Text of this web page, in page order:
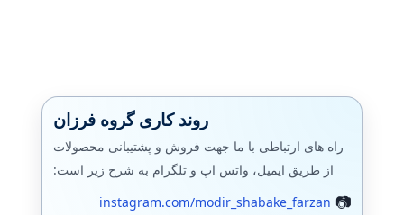
روند کاری گروه فرزان
راه های ارتباطی با ما جهت فروش و پشتیبانی محصولات
از طریق ایمیل، واتس اپ و تلگرام به شرح زیر است:
instagram.com/modir_shabake_farzan